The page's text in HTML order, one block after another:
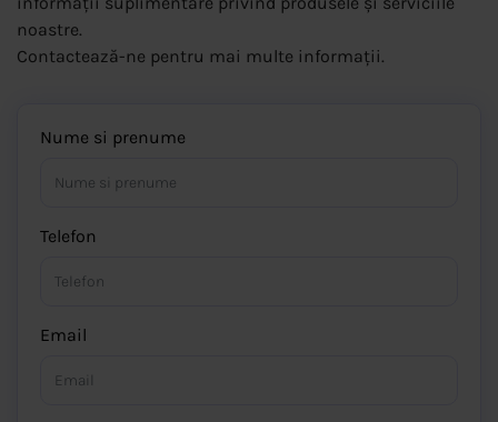
noastre.
Contactează-ne pentru mai multe informații.
Nume si prenume
Telefon
Email